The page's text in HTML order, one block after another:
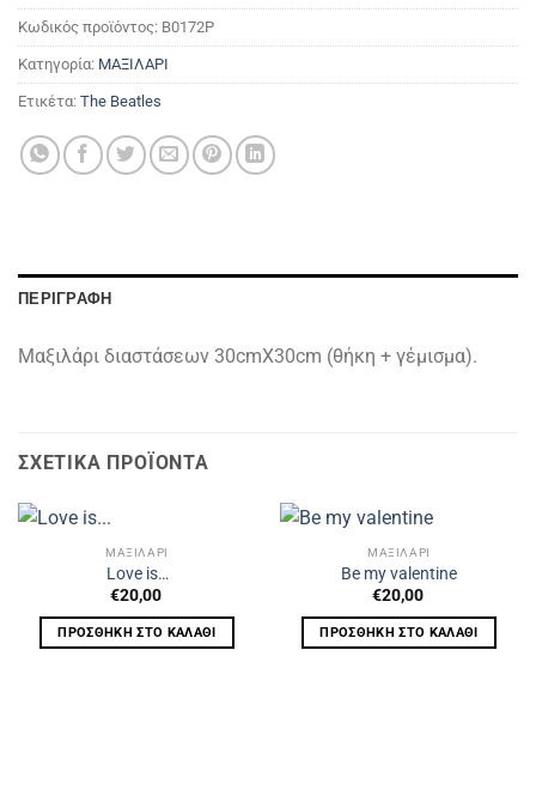
Κωδικός προϊόντος: B0172P
Κατηγορία: ΜΑΞΙΛΑΡΙ
Ετικέτα: The Beatles
ΠΕΡΙΓΡΑΦΉ
Μαξιλάρι διαστάσεων 30cmX30cm (θήκη + γέμισμα).
ΣΧΕΤΙΚΆ ΠΡΟΪΌΝΤΑ
ΜΑΞΙΛΑΡΙ
Love is…
€20,00
ΠΡΟΣΘΉΚΗ ΣΤΟ ΚΑΛΆΘΙ
ΜΑΞΙΛΑΡΙ
Be my valentine
€20,00
ΠΡΟΣΘΉΚΗ ΣΤΟ ΚΑΛΆΘΙ